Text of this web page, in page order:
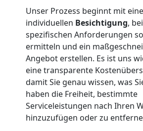
Unser Prozess beginnt mit
individuellen Besichtigung,
spezifischen Anforderungen
ermitteln und ein
Angebot erstellen. Es ist uns
eine transparente
damit Sie genau wissen, was
haben die Freiheit, bestimmte
Serviceleistungen nach Ihren
hinzuzufügen oder zu